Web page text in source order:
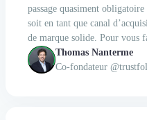
passage quasiment
soit en tant que canal
de marque solide. Pour vous
concocté une liste d’agences
startups et / ou entreprises
Thomas Nanterme
Co-fondateur